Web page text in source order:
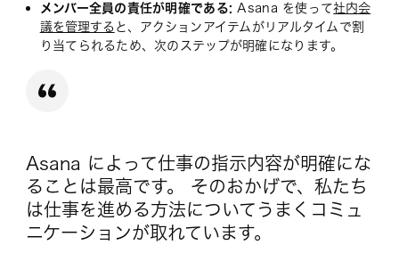
メンバー全員の責任が明確である: Asana を使って社内会
議を管理する と、アクションアイテムがリアルタイムで割
り当てられるため、次のステップが明確になります。
Asana によって仕事の指示内容が明確にな
ることは最高です。 そのおかげで、私たち
は仕事を進める方法についてうまくコミュ
ニケーションが取れています。